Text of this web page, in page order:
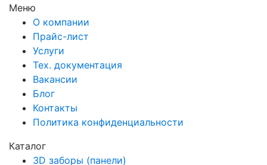
Меню
О компании
Прайс-лист
Услуги
Тех. документация
Вакансии
Блог
Контакты
Политика конфиденциальности
Каталог
3D заборы (панели)